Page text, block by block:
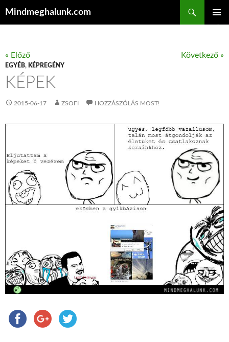
Mindmeghalunk.com
« Előző Következő »
EGYÉB, KÉPREGÉNY
KÉPEK
2015-06-17 ZSOFI HOZZÁSZÓLÁS MOST!